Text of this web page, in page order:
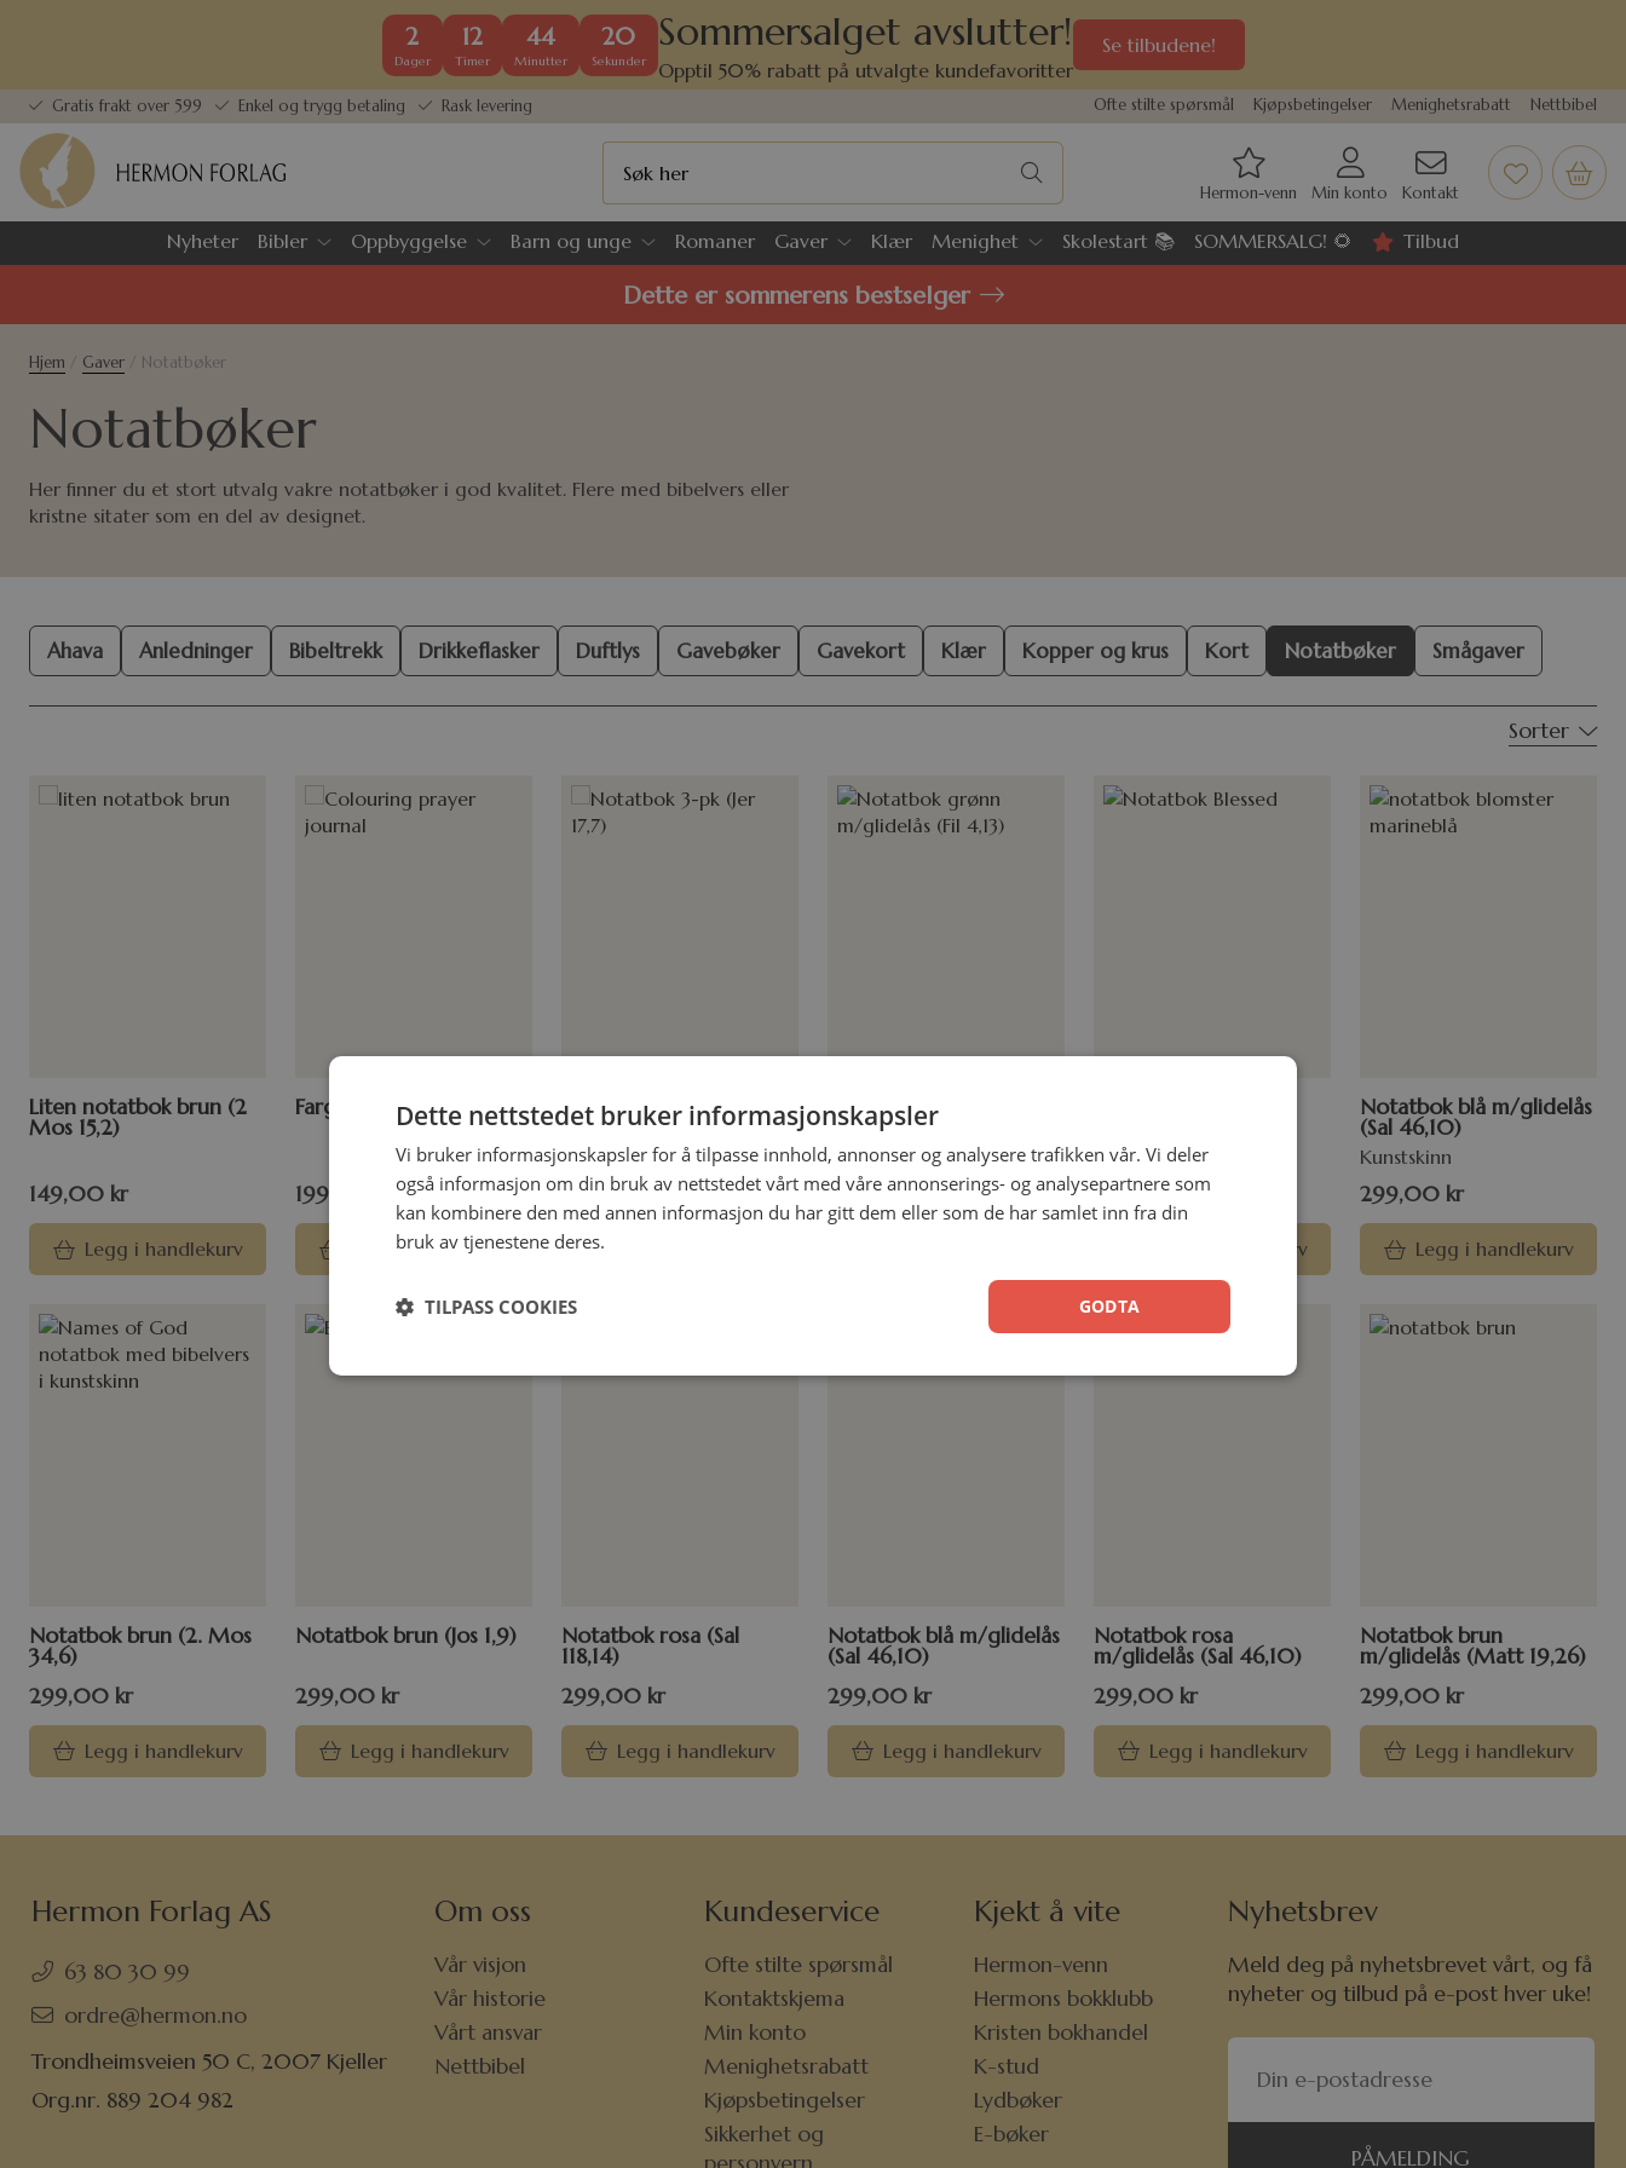
2
Dager
12
Timer
44
Minutter
20
Sekunder
Sommersalget avslutter!
Opptil 50% rabatt på utvalgte kundefavoritter
Se tilbudene!
Gratis frakt over 599 Enkel og trygg betaling Rask levering Ofte stilte spørsmål Kjøpsbetingelser Menighetsrabatt Nettbibel
Hermon-venn Min konto Kontakt
Nyheter Bibler Oppbyggelse Barn og unge Romaner Gaver Klær Menighet Skolestart 📚 SOMMERSALG! 🌻 Tilbud
Dette er sommerens bestselger
Hjem / Gaver / Notatbøker
Notatbøker
Her finner du et stort utvalg vakre notatbøker i god kvalitet. Flere med bibelvers eller
kristne sitater som en del av designet.
Ahava Anledninger Bibeltrekk Drikkeflasker Duftlys Gavebøker Gavekort Klær Kopper og krus Kort Notatbøker Smågaver
Sorter
Liten notatbok brun (2
Mos 15,2)
149,00 kr
Legg i handlekurv
Fargelegging journal
199,00
Legg i handlekurv
Notatbok 3-pk (Jer 17,7)
199,00kr
Les mer
Notatbok grønn
m/glidelås (Fil 4,13)
299,00kr 249,00kr
Legg i handlekurv
Notatbok blå m/glidelås
(Sal 46,10)
Kunstskinn
299,00 kr
Legg i handlekurv
Notatbok brun (2. Mos
34,6)
299,00 kr
Legg i handlekurv
Notatbok brun (Jos 1,9)
299,00 kr
Legg i handlekurv
Notatbok rosa (Sal
118,14)
299,00 kr
Legg i handlekurv
Notatbok blå m/glidelås
(Sal 46,10)
299,00 kr
Legg i handlekurv
Notatbok rosa
m/glidelås (Sal 46,10)
299,00 kr
Legg i handlekurv
Notatbok brun
m/glidelås (Matt 19,26)
299,00 kr
Legg i handlekurv
Hermon Forlag AS
63 80 30 99
ordre@hermon.no
Trondheimsveien 50 C, 2007 Kjeller
Org.nr. 889 204 982
Om oss
Vår visjon
Vår historie
Vårt ansvar
Nettbibel
Kundeservice
Ofte stilte spørsmål
Kontaktskjema
Min konto
Menighetsrabatt
Kjøpsbetingelser
Sikkerhet og
Kjekt å vite
Hermon-venn
Hermons bokklubb
Kristen bokhandel
K-stud
Lydbøker
E-bøker
Nyhetsbrev
Meld deg på nyhetsbrevet vårt, og få
nyheter og tilbud på e-post hver uke!
PÅMELDING
Dette nettstedet bruker informasjonskapsler
Vi bruker informasjonskapsler for å tilpasse innhold, annonser og analysere trafikken vår. Vi deler
også informasjon om din bruk av nettstedet vårt med våre annonserings- og analysepartnere som
kan kombinere den med annen informasjon du har gitt dem eller som de har samlet inn fra din
bruk av tjenestene deres.
GODTA
TILPASS COOKIES